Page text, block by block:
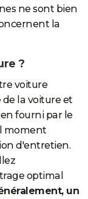
ne sont bien
la
?
voiture
la voiture et
fourni par le
moment
d'entretien.
optimal
un